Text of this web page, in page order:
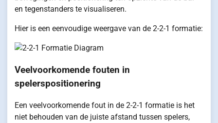
en tegenstanders te visualiseren.
Hier is een eenvoudige weergave van de 2-2-1 formatie:
Veelvoorkomende fouten in
spelerspositionering
Een veelvoorkomende fout in de 2-2-1 formatie is het
niet behouden van de juiste afstand tussen spelers,